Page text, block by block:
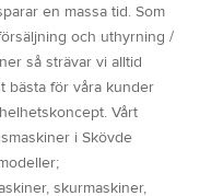
en massa tid. Som
och uthyrning /
så strävar vi alltid
bästa för våra kunder
Vårt
i Skövde
skurmaskiner,